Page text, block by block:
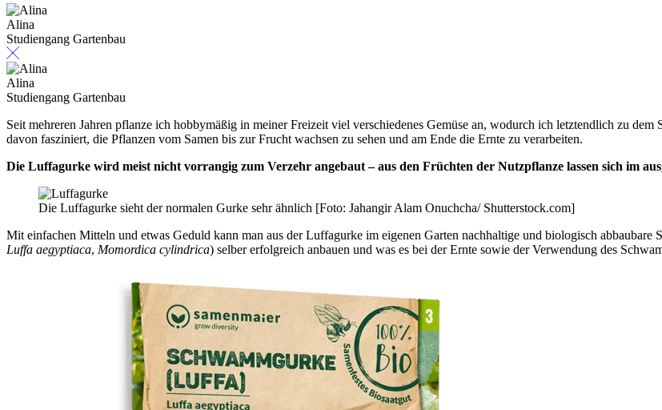
Alina
Studiengang Gartenbau
Alina
Studiengang Gartenbau
Seit mehreren Jahren pflanze ich hobbymäßig in meiner Freizeit viel verschiedenes Gemüse an, wodurch ich letztendlich zu
davon fasziniert, die Pflanzen vom Samen bis zur Frucht wachsen zu sehen und am Ende die Ernte zu verarbeiten.
Die Luffagurke wird meist nicht vorrangig zum Verzehr angebaut – aus den Früchten der Nutzpflanze lassen sich im
Die Luffagurke sieht der normalen Gurke sehr ähnlich [Foto: Jahangir Alam Onuchcha/ Shutterstock.com]
Mit einfachen Mitteln und etwas Geduld kann man aus der Luffagurke im eigenen Garten nachhaltige und biologisch abbaubare
Luffa aegyptiaca, Momordica cylindrica) selber erfolgreich anbauen und was es bei der Ernte sowie der Verwendung des